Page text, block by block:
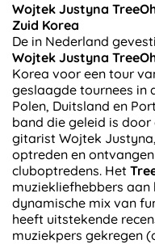
Wojtek Justyna
Zuid Korea
De in Nederland
Wojtek Justyna
Korea voor een tour
geslaagde tournees in
Polen, Duitsland en
band die geleid is door
gitarist Wojtek
optreden en
cluboptredens. Het
muziekliefhebbers
dynamische mix van
heeft uitstekende
muziekpers gekregen